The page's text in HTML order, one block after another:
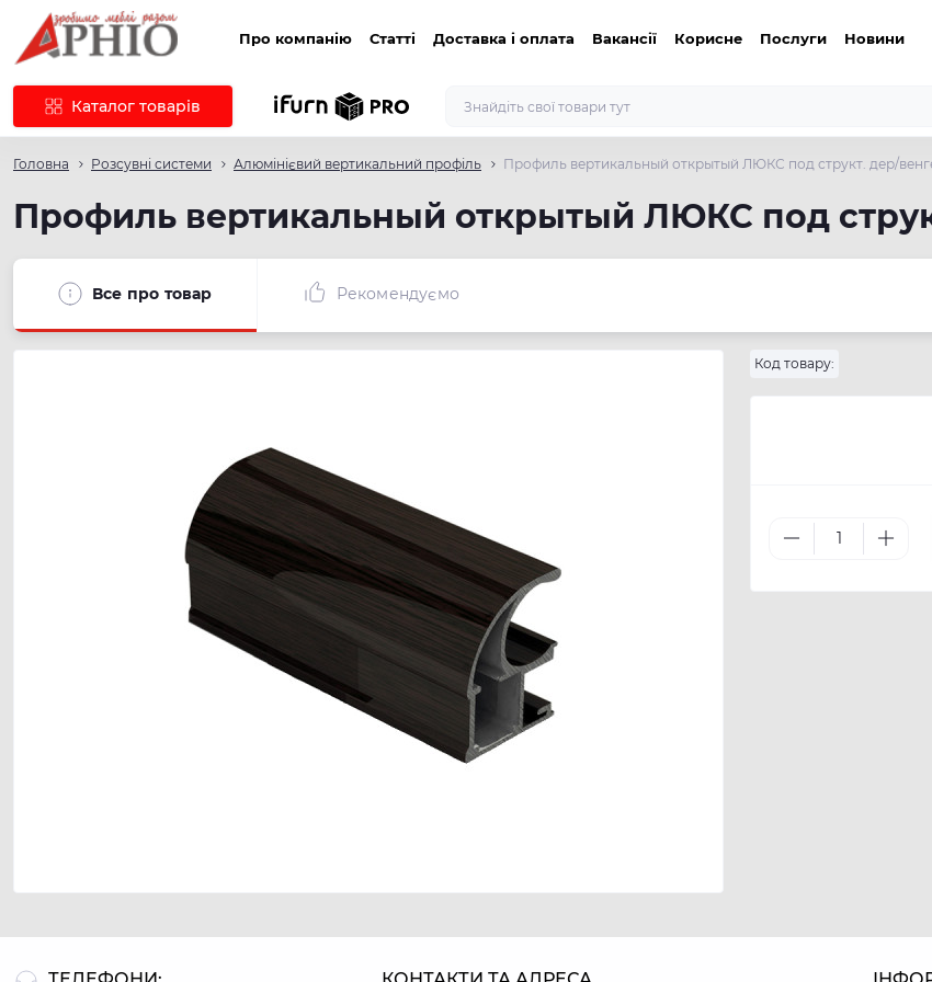
Про компанію Статті Доставка і оплата Вакансії Корисне Послуги Новини
Каталог товарів
Головна Розсувні системи Алюмінієвий вертикальний профіль Профиль вертикальный открытый ЛЮКС под структ. дер/
Профиль вертикальный открытый ЛЮКС под
Все про товар Рекомендуємо
Код товару: